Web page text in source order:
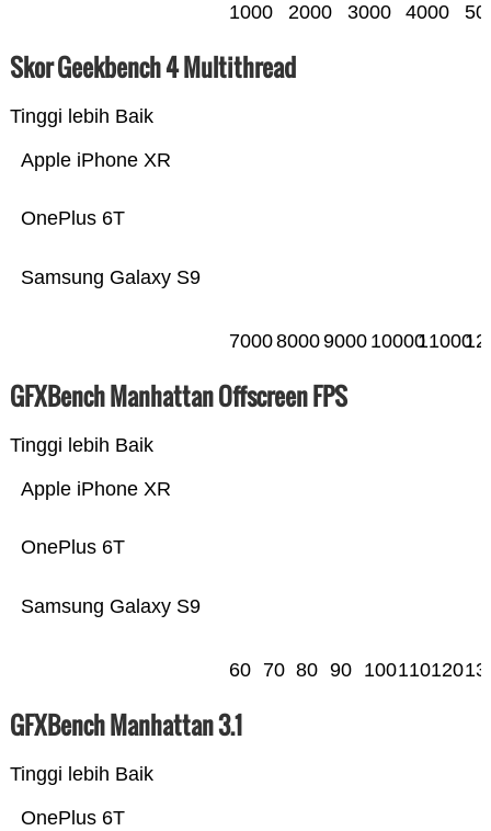
1000 2000 3000 4000
Skor Geekbench 4 Multithread
Tinggi lebih Baik
Samsung Galaxy S9
OnePlus 6T
Apple iPhone XR
700080009000 1000011000
GFXBench Manhattan Offscreen FPS
Tinggi lebih Baik
Samsung Galaxy S9
OnePlus 6T
Apple iPhone XR
60 70 80 90 100110120
GFXBench Manhattan 3.1
Tinggi lebih Baik
OnePlus 6T